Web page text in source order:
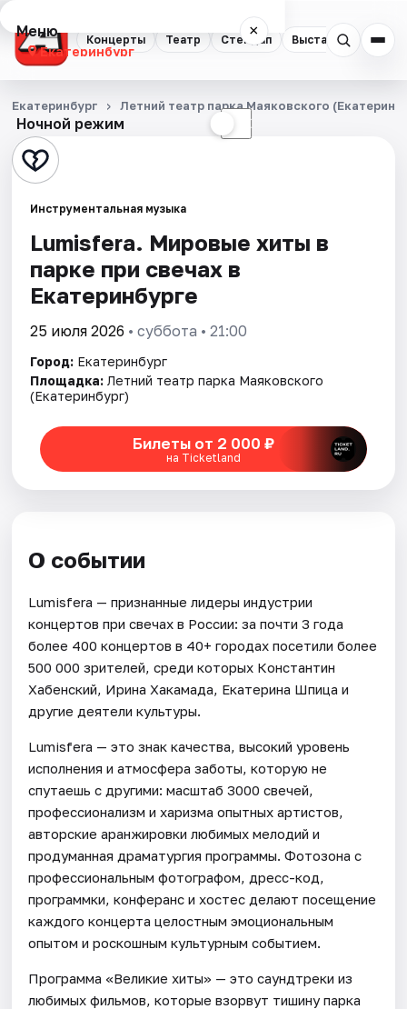
Концерты Театр Стендап Выставки
Меню ×
Екатеринбург
Концерты
Театр
Стендап
Квесты
Экскурсии
События
Города
Площадки
Ночной режим ☾
Екатеринбург Летний театр парка Маяковского
Инструментальная музыка
Lumisfera. Мировые хиты в
парке при свечах в
Екатеринбурге
25 июля 2026 • суббота • 21:00
Город: Екатеринбург
Площадка: Летний театр парка Маяковского
(Екатеринбург)
Билеты от 2 000 ₽
на Ticketland
О событии
Lumisfera — признанные лидеры индустрии
концертов при свечах в России: за почти 3 года
более 400 концертов в 40+ городах посетили более
500 000 зрителей, среди которых Константин
Хабенский, Ирина Хакамада, Екатерина Шпица и
другие деятели культуры.
Lumisfera — это знак качества, высокий уровень
исполнения и атмосфера заботы, которую не
спутаешь с другими: масштаб 3000 свечей,
профессионализм и харизма опытных артистов,
авторские аранжировки любимых мелодий и
продуманная драматургия программы. Фотозона с
профессиональным фотографом, дресс-код,
программки, конферанс и хостес делают посещение
каждого концерта целостным эмоциональным
опытом и роскошным культурным событием.
Программа «Великие хиты» — это саундтреки из
любимых фильмов, которые взорвут тишину парка